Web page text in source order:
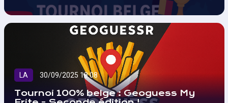
LA 30/09/2025 18:08
Tournoi 100% belge : Geoguess My